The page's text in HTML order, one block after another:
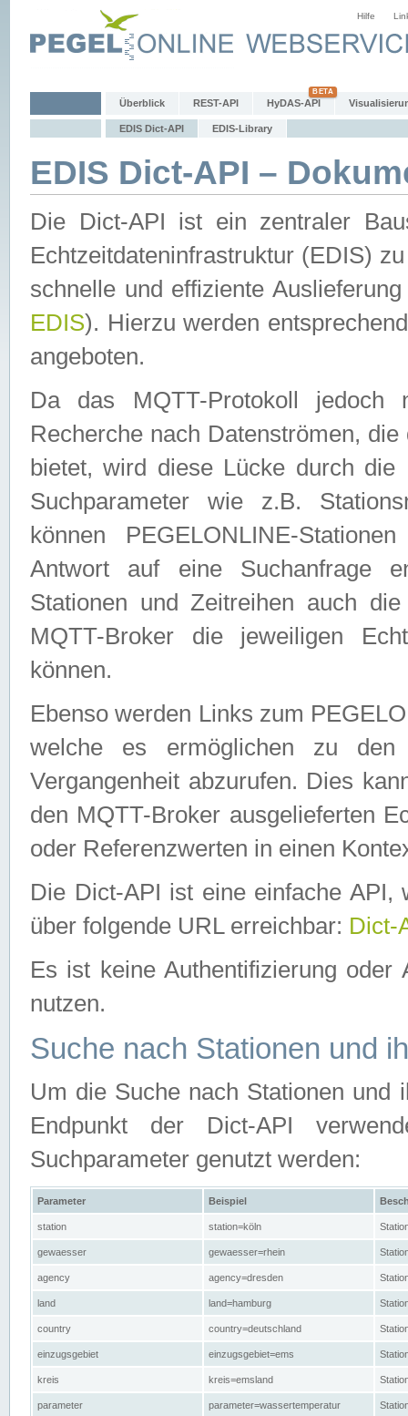
Hilfe
Überblick REST-API HyDAS-API
EDIS Dict-API EDIS-Library
EDIS Dict-API –
Die Dict-API ist ein zentraler
Echtzeitdateninfrastruktur (EDIS)
schnelle und effiziente
EDIS). Hierzu werden
angeboten.
Da das MQTT-Protokoll jedoch
Recherche nach Datenströmen,
bietet, wird diese Lücke durch die
Suchparameter wie z.B.
können PEGELONLINE-
Antwort auf eine Suchanfrage
Stationen und Zeitreihen auch
MQTT-Broker die jeweiligen
können.
Ebenso werden Links zum
welche es ermöglichen zu den
Vergangenheit abzurufen. Dies
den MQTT-Broker ausgelieferten
oder Referenzwerten in einen
Die Dict-API ist eine einfache API,
über folgende URL erreichbar: Dict-
Es ist keine Authentifizierung
nutzen.
Suche nach Stationen und
Um die Suche nach Stationen und
Endpunkt der Dict-API
Suchparameter genutzt werden:
Parameter Beispiel
station station=köln
gewaesser gewaesser=rhein
agency agency=dresden
land land=hamburg
country country=deutschland
einzugsgebiet einzugsgebiet=ems
kreis kreis=emsland
parameter parameter=wassertemperatur